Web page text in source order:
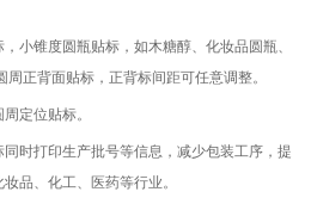
小锥度圆瓶贴标，如木糖醇、化妆品圆瓶、
正背面贴标，正背标间距可任意调整。
定位贴标。
时打印生产批号等信息，减少包装工序，提
品、化工、医药等行业。